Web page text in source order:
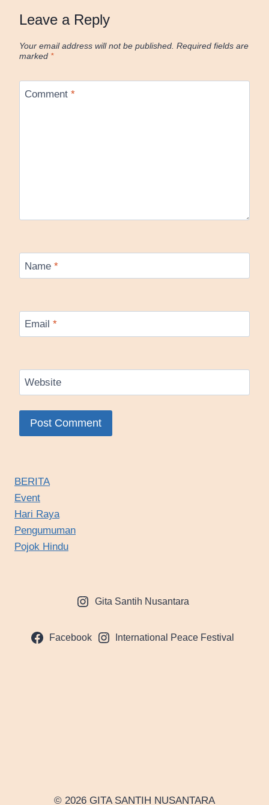
Leave a Reply
Your email address will not be published. Required fields are
marked *
Comment *
Name *
Email *
Website
BERITA
Event
Hari Raya
Pengumuman
Pojok Hindu
Gita Santih Nusantara
Facebook International Peace Festival
© 2026 GITA SANTIH NUSANTARA